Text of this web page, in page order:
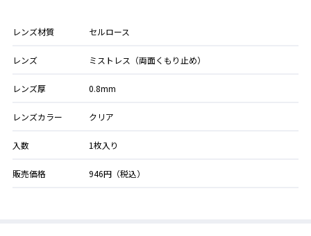
レンズ材質 セルロース
レンズ ミストレス（両面くもり止め）
レンズ厚 0.8mm
レンズカラー クリア
入数 1枚入り
販売価格 946円（税込）